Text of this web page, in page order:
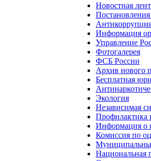
Новостная
Информация
Управление
Фотогалерея
ФСБ России
Архив нового
Бесплатная
Экология
Независимая
Профилактика
Информация о
Комиссия по
Национальная